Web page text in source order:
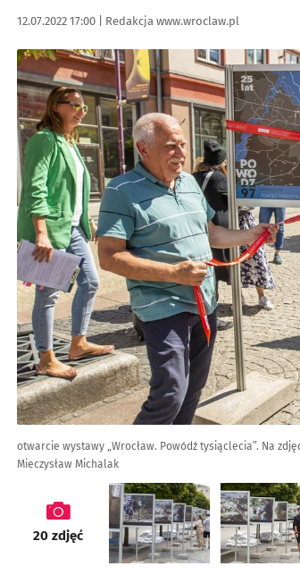
Data publikacji:
12.07.2022 17:00 | Autor:
Redakcja www.wroclaw.pl
Kliknij, aby zobaczyć galerię
otwarcie wystawy „Wrocław. Powódź tysiąclecia”. Na
Mieczysław Michalak
galeria
20zdjęć